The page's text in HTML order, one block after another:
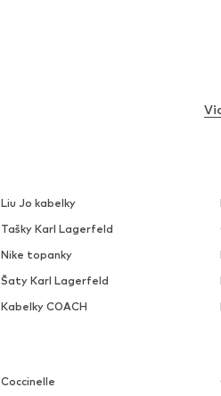
Liu Jo kabelky
Tašky Karl Lagerfeld
Nike topanky
Šaty Karl Lagerfeld
Kabelky COACH
Coccinelle